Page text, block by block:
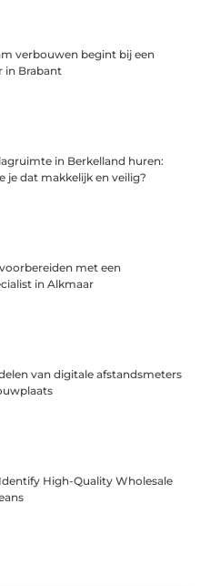
verbouwen begint bij een
in Brabant
in Berkelland huren:
je dat makkelijk en veilig?
met een
in Alkmaar
van digitale afstandsmeters
High-Quality Wholesale